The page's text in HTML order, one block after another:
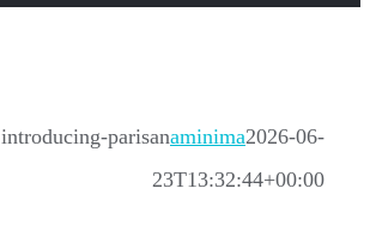
introducing-parisanaminima2026-06-
23T13:32:44+00:00